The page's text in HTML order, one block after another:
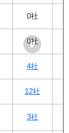
0社
0社
4社
12社
3社